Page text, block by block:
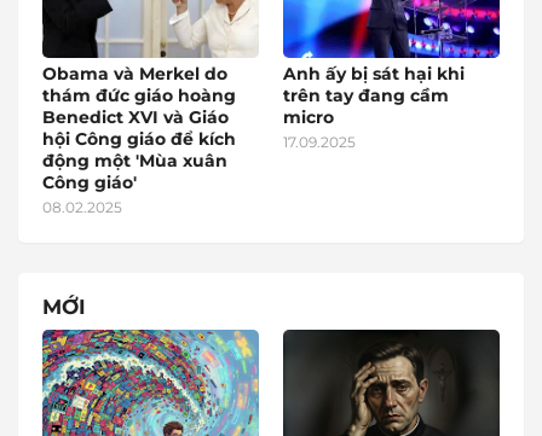
Obama và Merkel do
thám đức giáo hoàng
Benedict XVI và Giáo
hội Công giáo để kích
động một 'Mùa xuân
Công giáo'
08.02.2025
Anh ấy bị sát hại khi
trên tay đang cầm
micro
17.09.2025
MỚI